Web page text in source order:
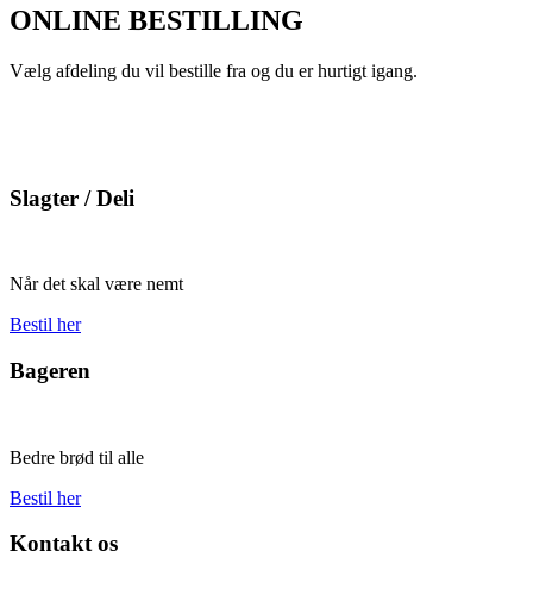
ONLINE BESTILLING
Vælg afdeling du vil bestille fra og du er hurtigt igang.
Slagter / Deli
Når det skal være nemt
Bestil her
Bageren
Bedre brød til alle
Bestil her
Kontakt os